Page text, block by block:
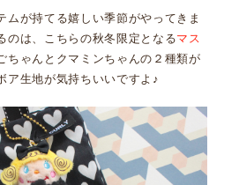
ムが持てる嬉しい季節がやってきま
のは、こちらの秋冬限定となるマス
ちゃんとクマミンちゃんの２種類が
ア生地が気持ちいいですよ♪